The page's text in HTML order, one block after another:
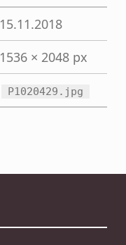
15.11.2018
1536 × 2048 px
P1020429.jpg